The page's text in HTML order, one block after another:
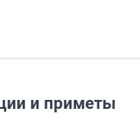
и приметы